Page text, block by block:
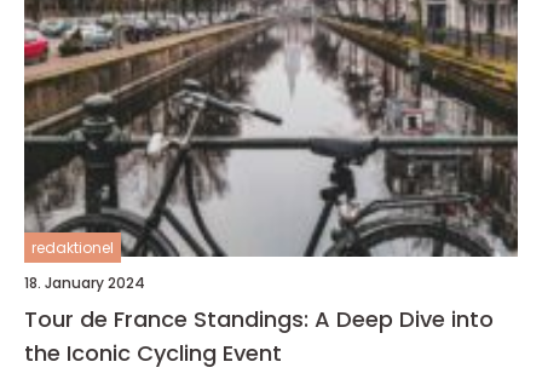
redaktionel
18. January 2024
Tour de France Standings: A Deep Dive into
the Iconic Cycling Event